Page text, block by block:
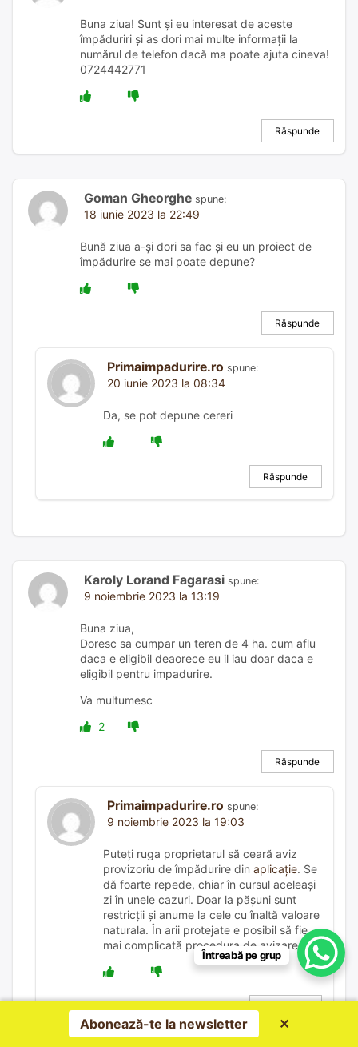
Buna ziua! Sunt și eu interesat de aceste
împăduriri și as dori mai multe informații la
numărul de telefon dacă ma poate ajuta cineva!
0724442771
Răspunde
Goman Gheorghe spune:
18 iunie 2023 la 22:49
Bună ziua a-și dori sa fac și eu un proiect de
împădurire se mai poate depune?
Răspunde
Primaimpadurire.ro spune:
20 iunie 2023 la 08:34
Da, se pot depune cereri
Răspunde
Karoly Lorand Fagarasi spune:
9 noiembrie 2023 la 13:19
Buna ziua,
Doresc sa cumpar un teren de 4 ha. cum aflu
daca e eligibil deaorece eu il iau doar daca e
eligibil pentru impadurire.
Va multumesc
2
Răspunde
Primaimpadurire.ro spune:
9 noiembrie 2023 la 19:03
Puteți ruga proprietarul să ceară aviz
provizoriu de împădurire din aplicație. Se
dă foarte repede, chiar în cursul aceleași
zi în unele cazuri. Doar la pășuni sunt
restricții și anume la cele cu înaltă valoare
naturala. În arii protejate e posibil să fie
mai complicată procedura de avizare…
Abonează-te la newsletter ✕
Întreabă pe grup